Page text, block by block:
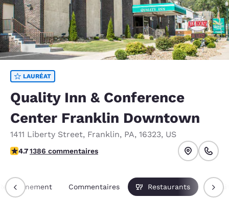
LAURÉAT
Quality Inn & Conference
Center Franklin Downtown
1411 Liberty Street, Franklin, PA, 16323, US
4.69 étoiles. Exceptionnel.
4.71386 commentaires
Commentaires Restaurants